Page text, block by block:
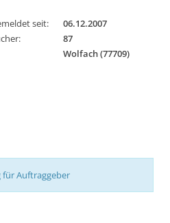
seit:
06.12.2007
87
Wolfach (77709)
für Auftraggeber